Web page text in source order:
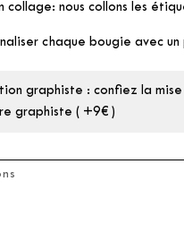
collage: nous collons les
chaque bougie avec
graphiste : confiez la
graphiste ( +9€ )